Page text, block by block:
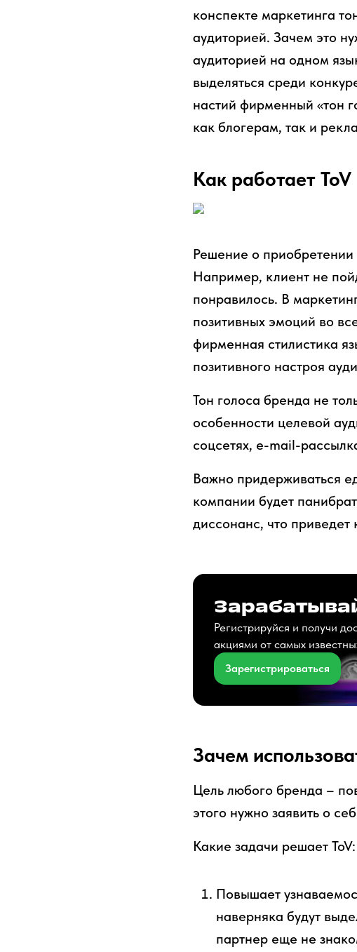
конспекте маркетинга
аудиторией. Зачем это
аудиторией на одном
выделяться среди
настий фирменный «тон
как блогерам, так и
Как работает ToV
Решение о
Например, клиент не
понравилось. В
позитивных эмоций во
фирменная стилистика
позитивного настроя
Тон голоса бренда не
особенности целевой
соцсетях, e-mail-
Важно придерживаться
компании будет
диссонанс, что
Регистрируйся и получи
акциями от самых
Зарегистрироваться
Зачем
Цель любого бренда –
этого нужно заявить о
Какие задачи решает ToV:
Повышает
наверняка будут
партнер еще не